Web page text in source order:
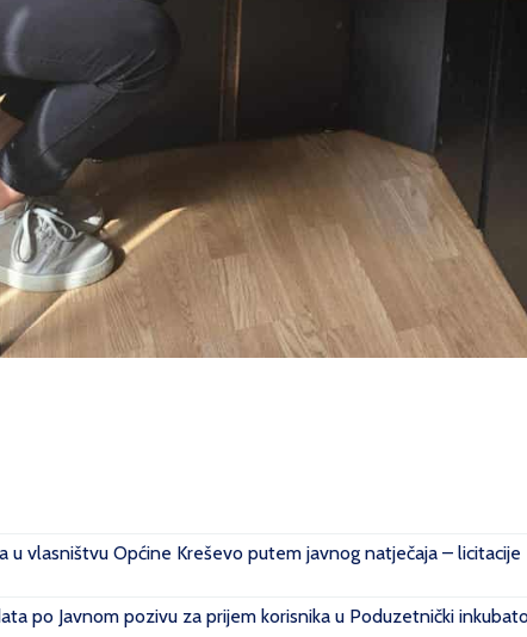
u vlasništvu Općine Kreševo putem javnog natječaja – licitacije
po Javnom pozivu za prijem korisnika u Poduzetnički